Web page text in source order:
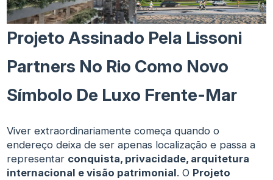
Projeto Assinado Pela Lissoni
Partners No Rio Como Novo
Símbolo De Luxo Frente-Mar
Viver extraordinariamente começa quando o
endereço deixa de ser apenas localização e passa a
representar conquista, privacidade, arquitetura
internacional e visão patrimonial. O Projeto